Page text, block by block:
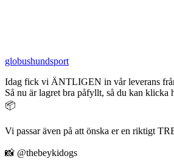
globushundsport
Idag fick vi ÄNTLIGEN in vår leverans
Så nu är lagret bra påfyllt, så du kan klicka
📦
Vi passar även på att önska er en riktigt
📸 @thebeykidogs